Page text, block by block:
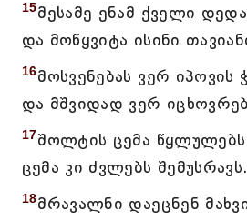
15მესამე ენამ ქველი
და მოწყვიტა ისინი
16მოსვენებას ვერ
და მშვიდად ვერ
17შოლტის ცემა წყლულებს
ცემა კი ძვლებს შემუსრავს.
18მრავალნი დაეცნენ